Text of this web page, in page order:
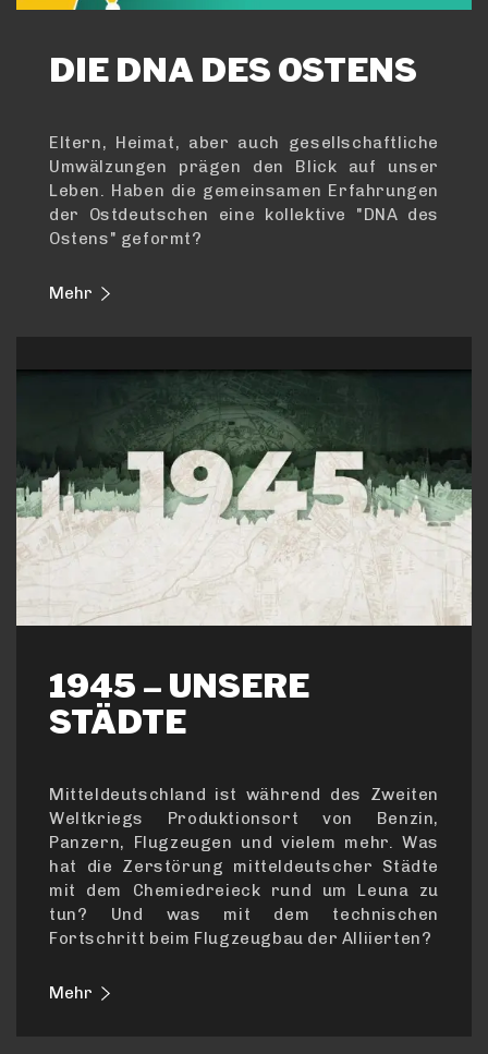
DIE DNA DES OSTENS
Eltern, Heimat, aber auch gesellschaftliche
Umwälzungen prägen den Blick auf unser
Leben. Haben die gemeinsamen Erfahrungen
der Ostdeutschen eine kollektive "DNA des
Ostens" geformt?
Mehr
1945 – UNSERE
STÄDTE
Mitteldeutschland ist während des Zweiten
Weltkriegs Produktionsort von Benzin,
Panzern, Flugzeugen und vielem mehr. Was
hat die Zerstörung mitteldeutscher Städte
mit dem Chemiedreieck rund um Leuna zu
tun? Und was mit dem technischen
Fortschritt beim Flugzeugbau der Alliierten?
Mehr